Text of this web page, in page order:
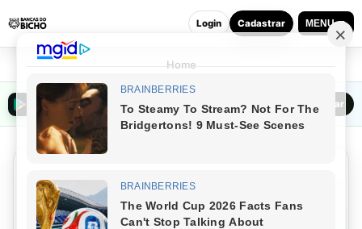
MENU ▼
Login Cadastrar
Home
Baixar o Bancas do Bicho na Play Store Baixar
Palpites do Dia do Jogo do
Bicho de Alagoas Hoje